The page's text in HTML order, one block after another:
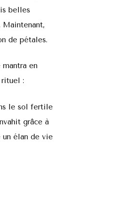
belles
Maintenant,
de pétales.
en
rituel :
le sol fertile
grâce à
un élan de vie